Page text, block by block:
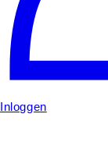
Inloggen